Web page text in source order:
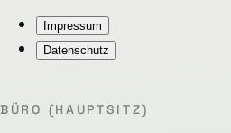
Impressum
Datenschutz
BÜRO (HAUPTSITZ)